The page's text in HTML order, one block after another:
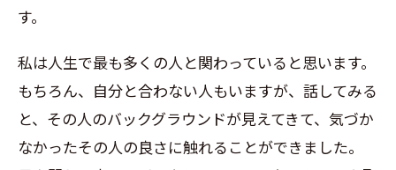
す。
私は人生で最も多くの人と関わっていると思います。
もちろん、自分と合わない人もいますが、話してみる
と、その人のバックグラウンドが見えてきて、気づか
なかったその人の良さに触れることができました。